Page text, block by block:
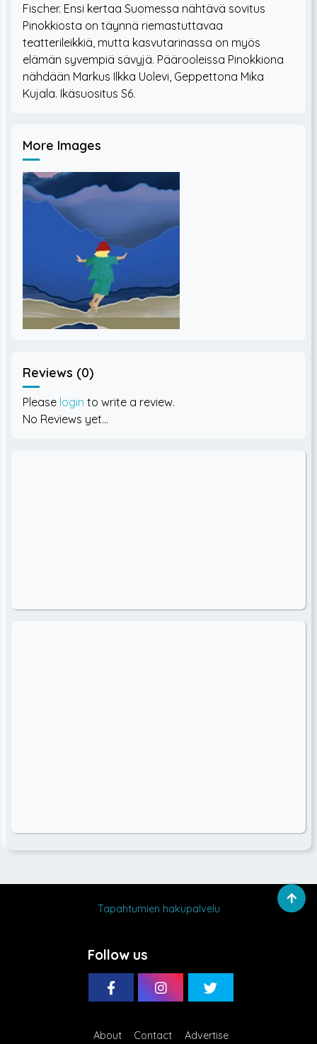
Fischer. Ensi kertaa Suomessa nähtävä sovitus
Pinokkiosta on täynnä riemastuttavaa
teatterileikkiä, mutta kasvutarinassa on myös
elämän syvempiä sävyjä. Päärooleissa Pinokkiona
nähdään Markus Ilkka Uolevi, Geppettona Mika
More Images
Reviews (0)
Please login to write a review.
No Reviews yet...
Tapahtumien hakupalvelu
Follow us
About Contact Advertise